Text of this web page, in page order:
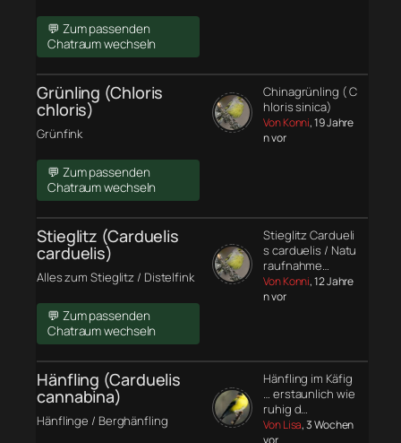
💬 Zum passenden
Chatraum wechseln
Grünling (Chloris
chloris)
Grünfink
💬 Zum passenden
Chatraum wechseln
Chinagrünling ( C
hloris sinica)
Von Konni, 19 Jahre
n vor
Stieglitz (Carduelis
carduelis)
Alles zum Stieglitz / Distelfink
💬 Zum passenden
Chatraum wechseln
Stieglitz Cardueli
s carduelis / Natu
raufnahme…
Von Konni, 12 Jahre
n vor
Hänfling (Carduelis
cannabina)
Hänflinge / Berghänfling
Hänfling im Käfig
… erstaunlich wie
ruhig d…
Von Lisa, 3 Wochen